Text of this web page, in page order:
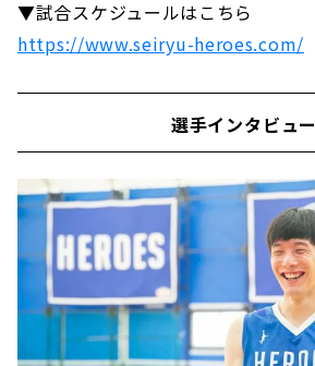
▼試合スケジュールはこちら
https://www.seiryu-heroes.com/
選手インタビュー